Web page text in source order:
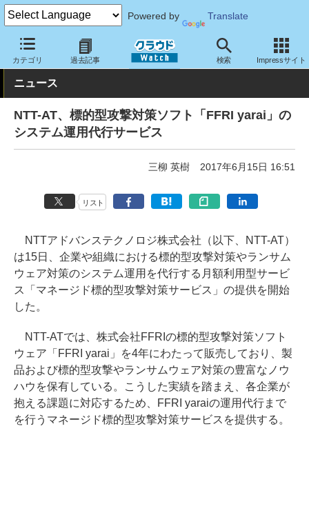
Powered by Translate
カテゴリ 過去記事 検索 Impressサイト
クラウド Watch セキュリティ セキュリティサービス
ニュース
NTT-AT、標的型攻撃対策ソフト「FFRI yarai」の
システム運用代行サービス
三柳 英樹 2017年6月15日 16:51
リスト
NTTアドバンステクノロジ株式会社（以下、NTT-AT）
は15日、企業や組織における標的型攻撃対策やランサム
ウェア対策のシステム運用を代行する月額利用型サービ
ス「マネージド標的型攻撃対策サービス」の提供を開始
した。
NTT-ATでは、株式会社FFRIの標的型攻撃対策ソフト
ウェア「FFRI yarai」を4年にわたって販売しており、製
品および標的型攻撃やランサムウェア対策の豊富なノウ
ハウを保有している。こうした実績を踏まえ、各企業が
抱える課題に対応するため、FFRI yaraiの運用代行まで
を行うマネージド標的型攻撃対策サービスを提供する。